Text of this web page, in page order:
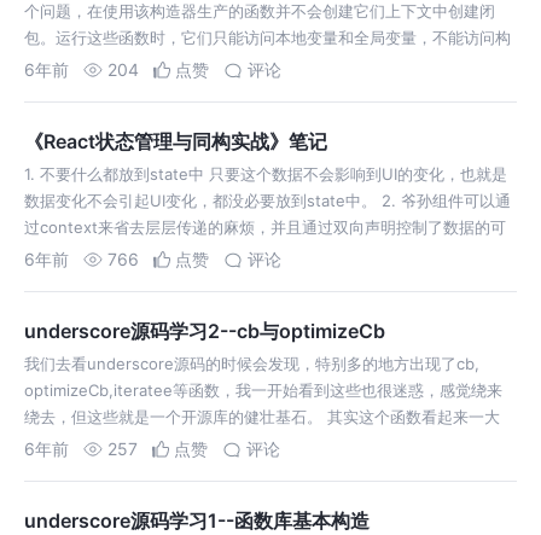
个问题，在使用该构造器生产的函数并不会创建它们上下文中创建闭
包。运行这些函数时，它们只能访问本地变量和全局变量，不能访问构
造器被调生成的上下文作用域 元组类型允许表示一个已知元素数量和类
6年前 204 点赞 评论
《React状态管理与同构实战》笔记
1. 不要什么都放到state中 只要这个数据不会影响到UI的变化，也就是
数据变化不会引起UI变化，都没必要放到state中。 2. 爷孙组件可以通
过context来省去层层传递的麻烦，并且通过双向声明控制了数据的可
见性。缺点也明显，不加以节制容易造成混乱与重名覆盖。 3.一个…
6年前 766 点赞 评论
underscore源码学习2--cb与optimizeCb
我们去看underscore源码的时候会发现，特别多的地方出现了cb,
optimizeCb,iteratee等函数，我一开始看到这些也很迷惑，感觉绕来
绕去，但这些就是一个开源库的健壮基石。 其实这个函数看起来一大
堆，作用就一个，就是为了避免使用arguments。 我们看un…
6年前 257 点赞 评论
underscore源码学习1--函数库基本构造